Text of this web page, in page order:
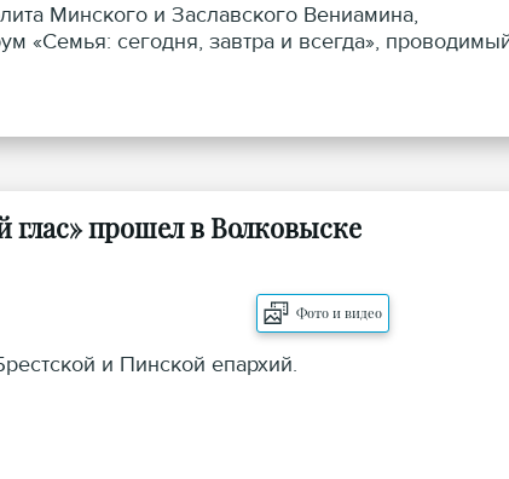
Минского и Заславского Вениамина,
«Семья: сегодня, завтра и всегда»,
глас» прошел в Волковыске
Фото и видео
и Пинской епархий.